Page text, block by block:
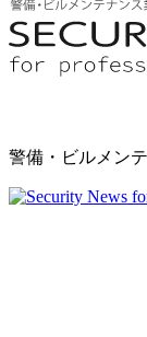
警備・ビルメン